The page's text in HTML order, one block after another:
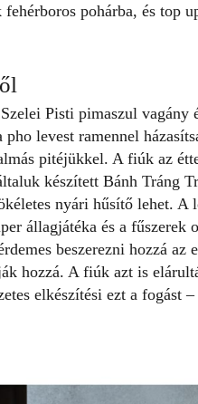
pohárba, és top
Pisti pimaszul vagány
levest ramennel
pitéjükkel. A fiúk az
készített Bánh Tráng
nyári hűsítő lehet. A
állagjátéka és a fűszerek
beszerezni hozzá az
hozzá. A fiúk azt is
elkészítési ezt a fogást –